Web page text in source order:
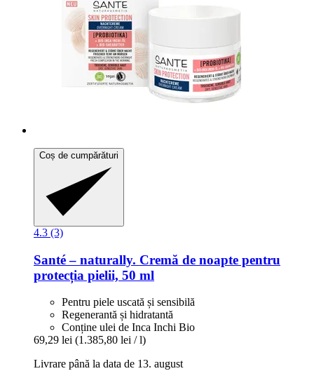
Coș de cumpărături
4.3 (3)
Santé – naturally. Cremă de noapte pentru
protecția pielii, 50 ml
Pentru piele uscată și sensibilă
Regenerantă și hidratantă
Conține ulei de Inca Inchi Bio
69,29 lei (1.385,80 lei / l)
Livrare până la data de 13. august